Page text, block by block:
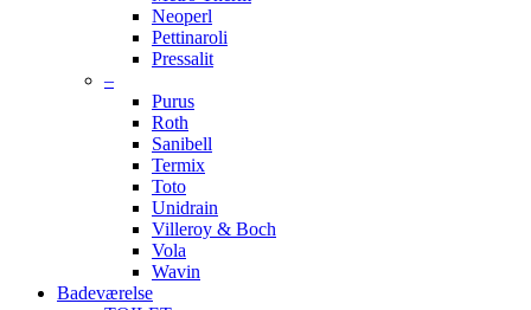
Neoperl
Pettinaroli
Pressalit
–
Purus
Roth
Sanibell
Termix
Toto
Unidrain
Villeroy & Boch
Vola
Wavin
Badeværelse